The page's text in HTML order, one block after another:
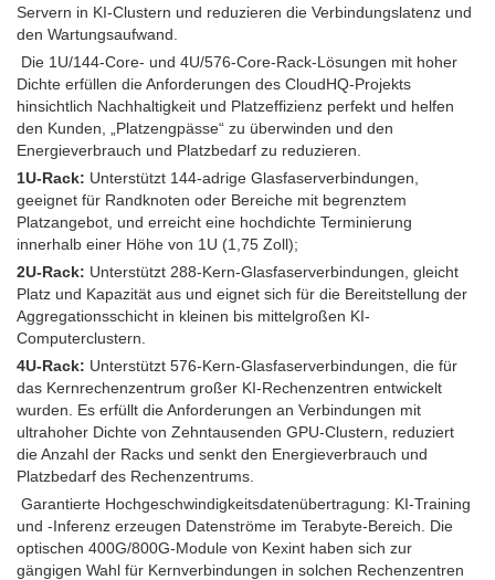
Servern in KI-Clustern und reduzieren die Verbindungslatenz und
den Wartungsaufwand.
Die 1U/144-Core- und 4U/576-Core-Rack-Lösungen mit hoher
Dichte erfüllen die Anforderungen des CloudHQ-Projekts
hinsichtlich Nachhaltigkeit und Platzeffizienz perfekt und helfen
den Kunden, „Platzengpässe“ zu überwinden und den
Energieverbrauch und Platzbedarf zu reduzieren.
1U-Rack: Unterstützt 144-adrige Glasfaserverbindungen,
geeignet für Randknoten oder Bereiche mit begrenztem
Platzangebot, und erreicht eine hochdichte Terminierung
innerhalb einer Höhe von 1U (1,75 Zoll);
2U-Rack: Unterstützt 288-Kern-Glasfaserverbindungen, gleicht
Platz und Kapazität aus und eignet sich für die Bereitstellung der
Aggregationsschicht in kleinen bis mittelgroßen KI-
Computerclustern.
4U-Rack: Unterstützt 576-Kern-Glasfaserverbindungen, die für
das Kernrechenzentrum großer KI-Rechenzentren entwickelt
wurden. Es erfüllt die Anforderungen an Verbindungen mit
ultrahoher Dichte von Zehntausenden GPU-Clustern, reduziert
die Anzahl der Racks und senkt den Energieverbrauch und
Platzbedarf des Rechenzentrums.
Garantierte Hochgeschwindigkeitsdatenübertragung: KI-Training
und -Inferenz erzeugen Datenströme im Terabyte-Bereich. Die
optischen 400G/800G-Module von Kexint haben sich zur
gängigen Wahl für Kernverbindungen in solchen Rechenzentren